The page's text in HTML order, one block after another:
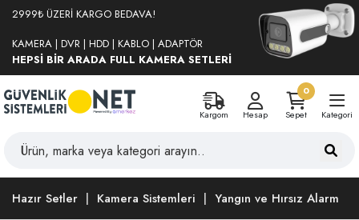
2999₺ ÜZERİ KARGO BEDAVA!
KAMERA | DVR | HDD | KABLO | ADAPTÖR
HEPSİ BİR ARADA FULL KAMERA SETLERİ
Kargom Hesap
0
Sepet
Kategori
Hazır Setler Kamera Sistemleri Yangın ve Hırsız Alarm